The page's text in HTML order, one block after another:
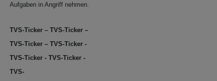
Aufgaben in Angriff nehmen.
TVS-Ticker – TVS-Ticker –
TVS-Ticker – TVS-Ticker -
TVS-Ticker - TVS-Ticker -
TVS-